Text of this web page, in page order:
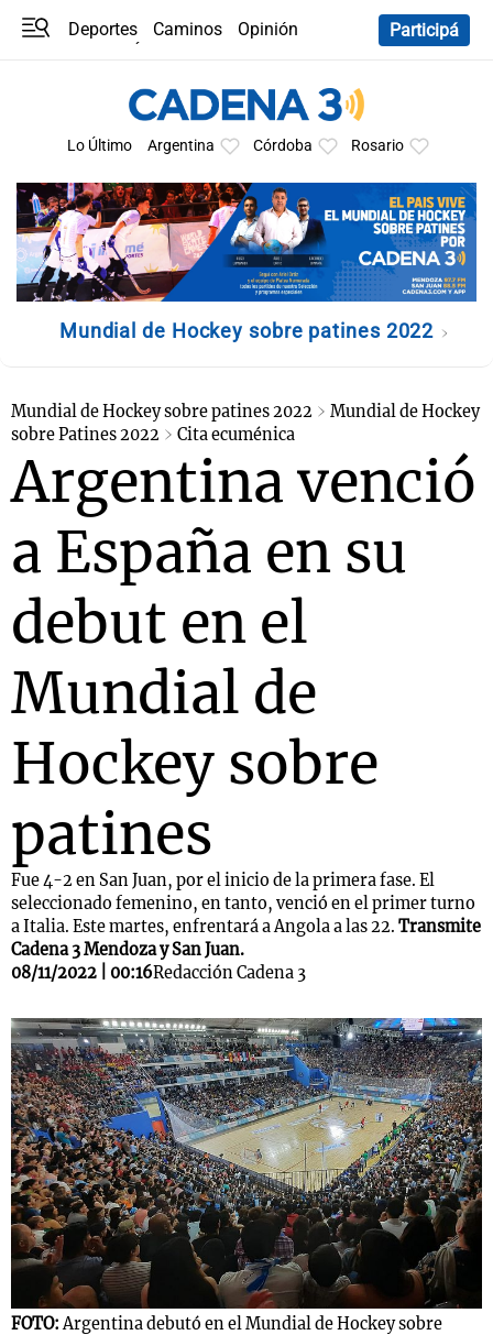
Deportes Caminos
Opinión
Participá
Lo Último Argentina Córdoba Rosario
Mundial de Hockey sobre patines 2022
Mundial de Hockey sobre patines 2022
Mundial de Hockey
sobre Patines 2022
Cita ecuménica
Argentina venció
a España en su
debut en el
Mundial de
Hockey sobre
patines
Fue 4-2 en San Juan, por el inicio de la primera fase. El
seleccionado femenino, en tanto, venció en el primer turno
a Italia. Este martes, enfrentará a Angola a las 22. Transmite
Cadena 3 Mendoza y San Juan.
08/11/2022 | 00:16Redacción Cadena 3
FOTO:Argentina debutó en el Mundial de Hockey sobre
Notas
Mundial 2026
Notas
La Sole en
Cadena 3